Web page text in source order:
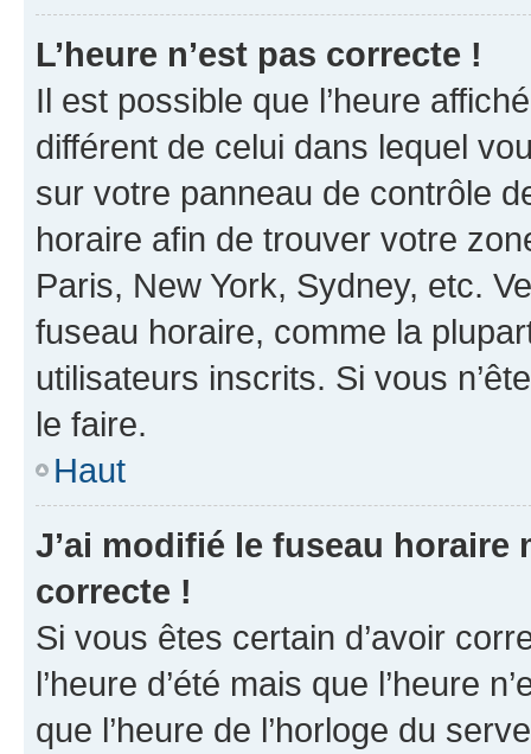
L’heure n’est pas correcte !
Il est possible que l’heure
différent de celui dans lequel
sur votre panneau de contrôle
horaire afin de trouver votre
Paris, New York, Sydney, etc.
fuseau horaire, comme la
utilisateurs inscrits. Si vous
le faire.
Haut
J’ai modifié le fuseau horaire
correcte !
Si vous êtes certain d’avoir
l’heure d’été mais que l’heure
que l’heure de l’horloge du